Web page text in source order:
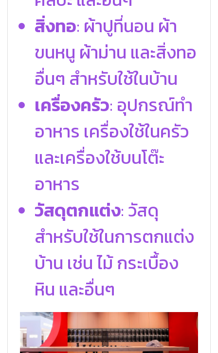
สิ่งทอ: ผ้าปูที่นอน ผ้า
ขนหนู ผ้าม่าน และสิ่งทอ
อื่นๆ สำหรับใช้ในบ้าน
เครื่องครัว: อุปกรณ์ทำ
อาหาร เครื่องใช้ในครัว
และเครื่องใช้บนโต๊ะ
อาหาร
วัสดุตกแต่ง: วัสดุ
สำหรับใช้ในการตกแต่ง
บ้าน เช่น ไม้ กระเบื้อง
หิน และอื่นๆ